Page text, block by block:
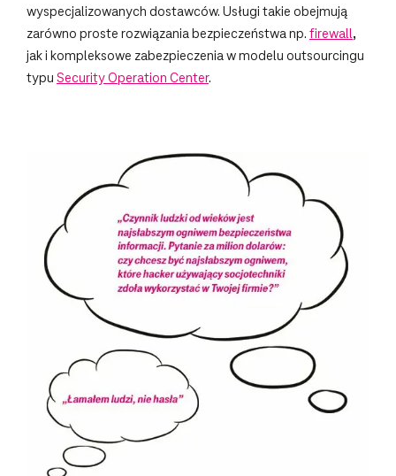
wyspecjalizowanych dostawców. Usługi takie obejmują
zarówno proste rozwiązania bezpieczeństwa np. firewall,
jak i kompleksowe zabezpieczenia w modelu outsourcingu
typu Security Operation Center.